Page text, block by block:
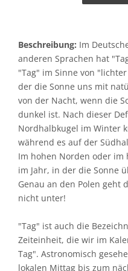
Beschreibung: Im
anderen Sprachen hat
"Tag" im Sinne von
der die Sonne uns mit
von der Nacht, wenn die
dunkel ist. Nach dieser
Nordhalbkugel im Winter
während es auf der
Im hohen Norden oder im
im Jahr, in der die Sonne
Genau an den Polen geht
nicht unter!
"Tag" ist auch die
Zeiteinheit, die wir im
Tag". Astronomisch
lokalen Mittag bis zum